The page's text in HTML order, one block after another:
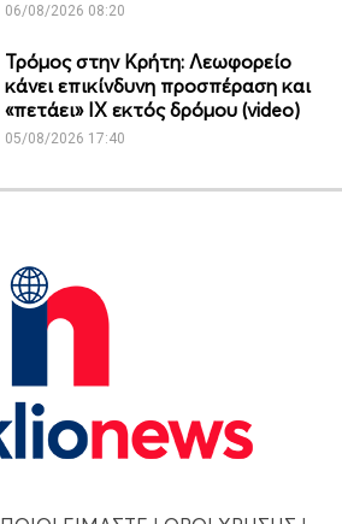
06/08/2026 08:20
Τρόμος στην Κρήτη: Λεωφορείο
κάνει επικίνδυνη προσπέραση και
«πετάει» ΙΧ εκτός δρόμου (video)
05/08/2026 17:40